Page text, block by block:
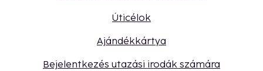
Úticélok
Ajándékkártya
Bejelentkezés utazási irodák számára